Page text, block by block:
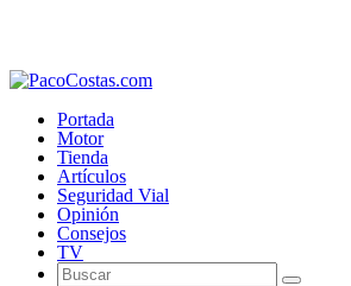
Portada
Motor
Tienda
Artículos
Seguridad Vial
Opinión
Consejos
TV